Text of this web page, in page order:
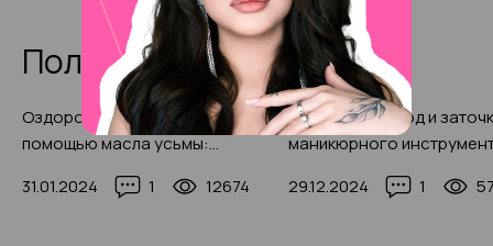
Полезные статьи
Оздоровление бровей с
помощью масла усьмы:
службе у густых и
31.01.2024 1 12674
Правильный уход и
маникюрного
29.12.2024 1